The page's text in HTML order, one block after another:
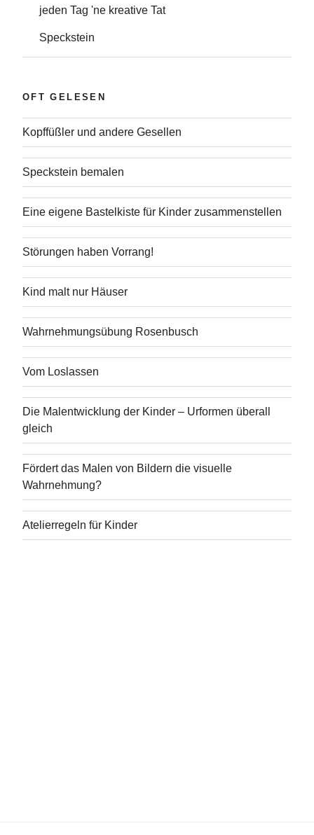
jeden Tag 'ne kreative Tat
Speckstein
OFT GELESEN
Kopffüßler und andere Gesellen
Speckstein bemalen
Eine eigene Bastelkiste für Kinder zusammenstellen
Störungen haben Vorrang!
Kind malt nur Häuser
Wahrnehmungsübung Rosenbusch
Vom Loslassen
Die Malentwicklung der Kinder – Urformen überall
gleich
Fördert das Malen von Bildern die visuelle
Wahrnehmung?
Atelierregeln für Kinder